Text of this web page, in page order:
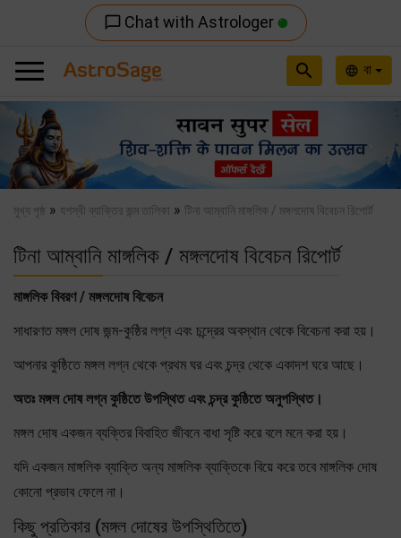
chat_bubble_outline Chat with Astrologer
language বা
search
Previous
মুখ্য পৃষ্ঠ » যশস্বী ব্যাক্তির জন্ম তালিকা » টিনা আম্বানি মাঙ্গলিক / মঙ্গলদোষ বিবেচন রিপোর্ট
টিনা আম্বানি মাঙ্গলিক / মঙ্গলদোষ বিবেচন রিপোর্ট
মাঙ্গলিক বিবরণ / মঙ্গলদোষ বিবেচন
সাধারণত মঙ্গল দোষ জন্ম-কুষ্ঠির লগ্ন এবং চন্দ্রের অবস্থান থেকে বিবেচনা করা হয়।
আপনার কুষ্ঠিতে মঙ্গল লগ্ন থেকে প্রথম ঘর এবং চন্দ্র থেকে একাদশ ঘরে আছে।
অতঃ মঙ্গল দোষ লগ্ন কুষ্ঠিতে উপস্থিত এবং চন্দ্র কুষ্ঠিতে অনুপস্থিত।
মঙ্গল দোষ একজন ব্যক্তির বিবাহিত জীবনে বাধা সৃষ্টি করে বলে মনে করা হয়।
যদি একজন মাঙ্গলিক ব্যাক্তি অন্য মাঙ্গলিক ব্যাক্তিকে বিয়ে করে তবে মাঙ্গলিক দোষ
কোনো প্রভাব ফেলে না।
কিছু প্রতিকার (মঙ্গল দোষের উপস্থিতিতে)